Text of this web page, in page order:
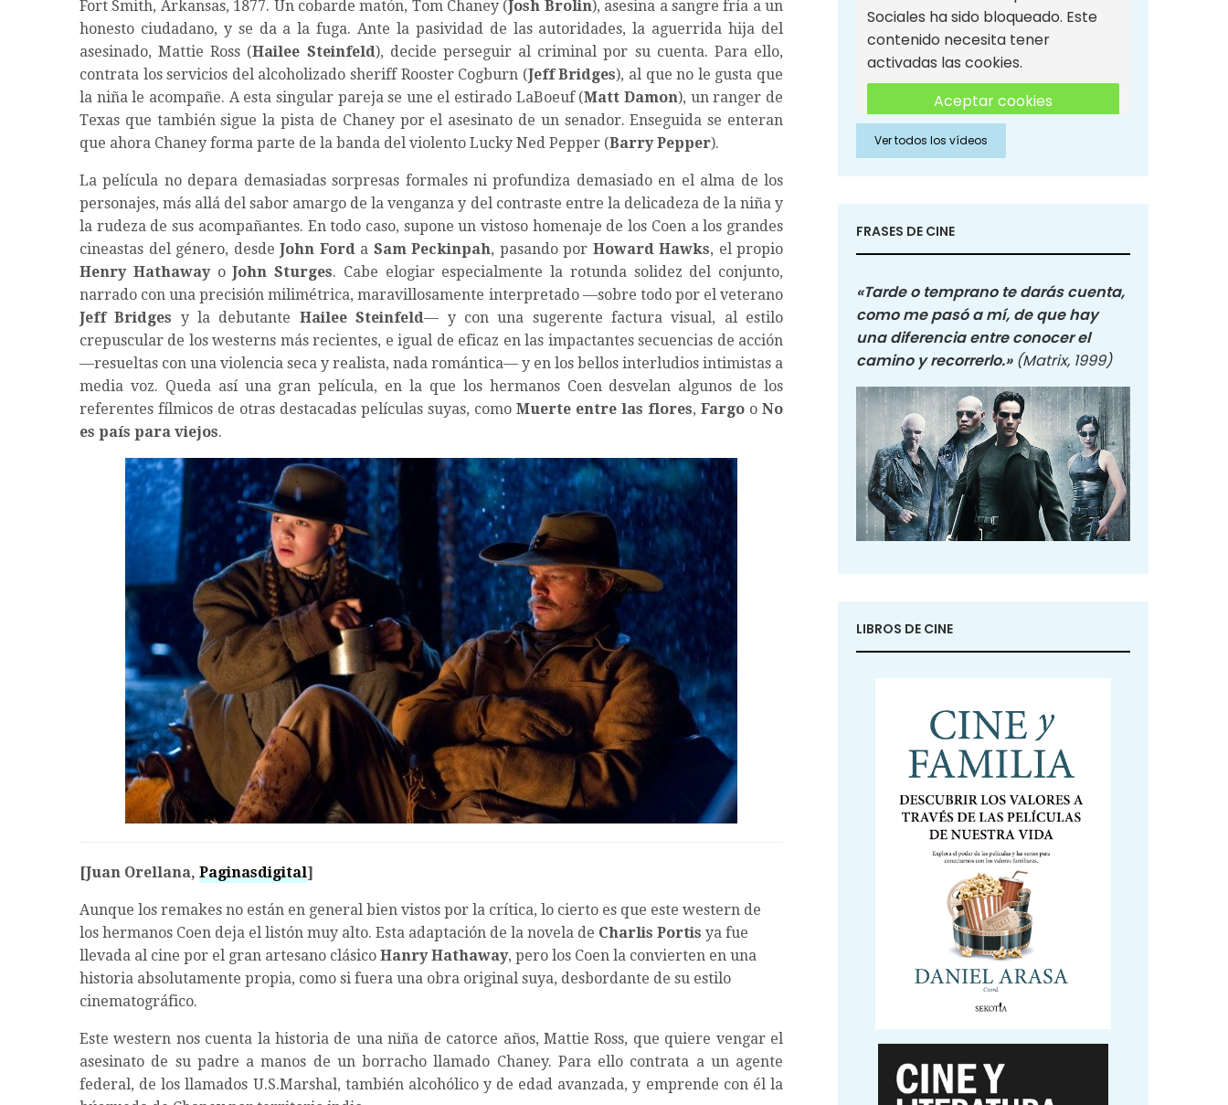
Fort Smith, Arkansas, 1877. Un cobarde matón, Tom Chaney (Josh Brolin), asesina a sangre fría a un
honesto ciudadano, y se da a la fuga. Ante la pasividad de las autoridades, la aguerrida hija del
asesinado, Mattie Ross (Hailee Steinfeld), decide perseguir al criminal por su cuenta. Para ello,
contrata los servicios del alcoholizado sheriff Rooster Cogburn (Jeff Bridges), al que no le gusta que
la niña le acompañe. A esta singular pareja se une el estirado LaBoeuf (Matt Damon), un ranger de
Texas que también sigue la pista de Chaney por el asesinato de un senador. Enseguida se enteran
que ahora Chaney forma parte de la banda del violento Lucky Ned Pepper (Barry Pepper).
La película no depara demasiadas sorpresas formales ni profundiza demasiado en el alma de los
personajes, más allá del sabor amargo de la venganza y del contraste entre la delicadeza de la niña y
la rudeza de sus acompañantes. En todo caso, supone un vistoso homenaje de los Coen a los grandes
cineastas del género, desde John Forda Sam Peckinpah, pasando por Howard Hawks, el propio
Henry HathawayoJohn Sturges. Cabe elogiar especialmente la rotunda solidez del conjunto,
narrado con una precisión milimétrica, maravillosamente interpretado —sobre todo por el veterano
Jeff Bridges y la debutante Hailee Steinfeld— y con una sugerente factura visual, al estilo
crepuscular de los westerns más recientes, e igual de eficaz en las impactantes secuencias de acción
—resueltas con una violencia seca y realista, nada romántica— y en los bellos interludios intimistas a
media voz. Queda así una gran película, en la que los hermanos Coen desvelan algunos de los
referentes fílmicos de otras destacadas películas suyas, como Muerte entre las flores, Fargo o No
es país para viejos.
[Juan Orellana, Paginasdigital]
Aunque los remakes no están en general bien vistos por la crítica, lo cierto es que este western de
los hermanos Coen deja el listón muy alto. Esta adaptación de la novela de Charlis Portis ya fue
llevada al cine por el gran artesano clásico Hanry Hathaway, pero los Coen la convierten en una
historia absolutamente propia, como si fuera una obra original suya, desbordante de su estilo
cinematográfico.
Este western nos cuenta la historia de una niña de catorce años, Mattie Ross, que quiere vengar el
asesinato de su padre a manos de un borracho llamado Chaney. Para ello contrata a un agente
federal, de los llamados U.S.Marshal, también alcohólico y de edad avanzada, y emprende con él la
Sociales ha sido bloqueado. Este
contenido necesita tener
activadas las cookies.
Aceptar cookies
Aceptar cookies de Redes
Sociales
Ver todos los vídeos
FRASES DE CINE
«Tarde o temprano te darás cuenta,
como me pasó a mí, de que hay
una diferencia entre conocer el
camino y recorrerlo.» (Matrix, 1999)
LIBROS DE CINE